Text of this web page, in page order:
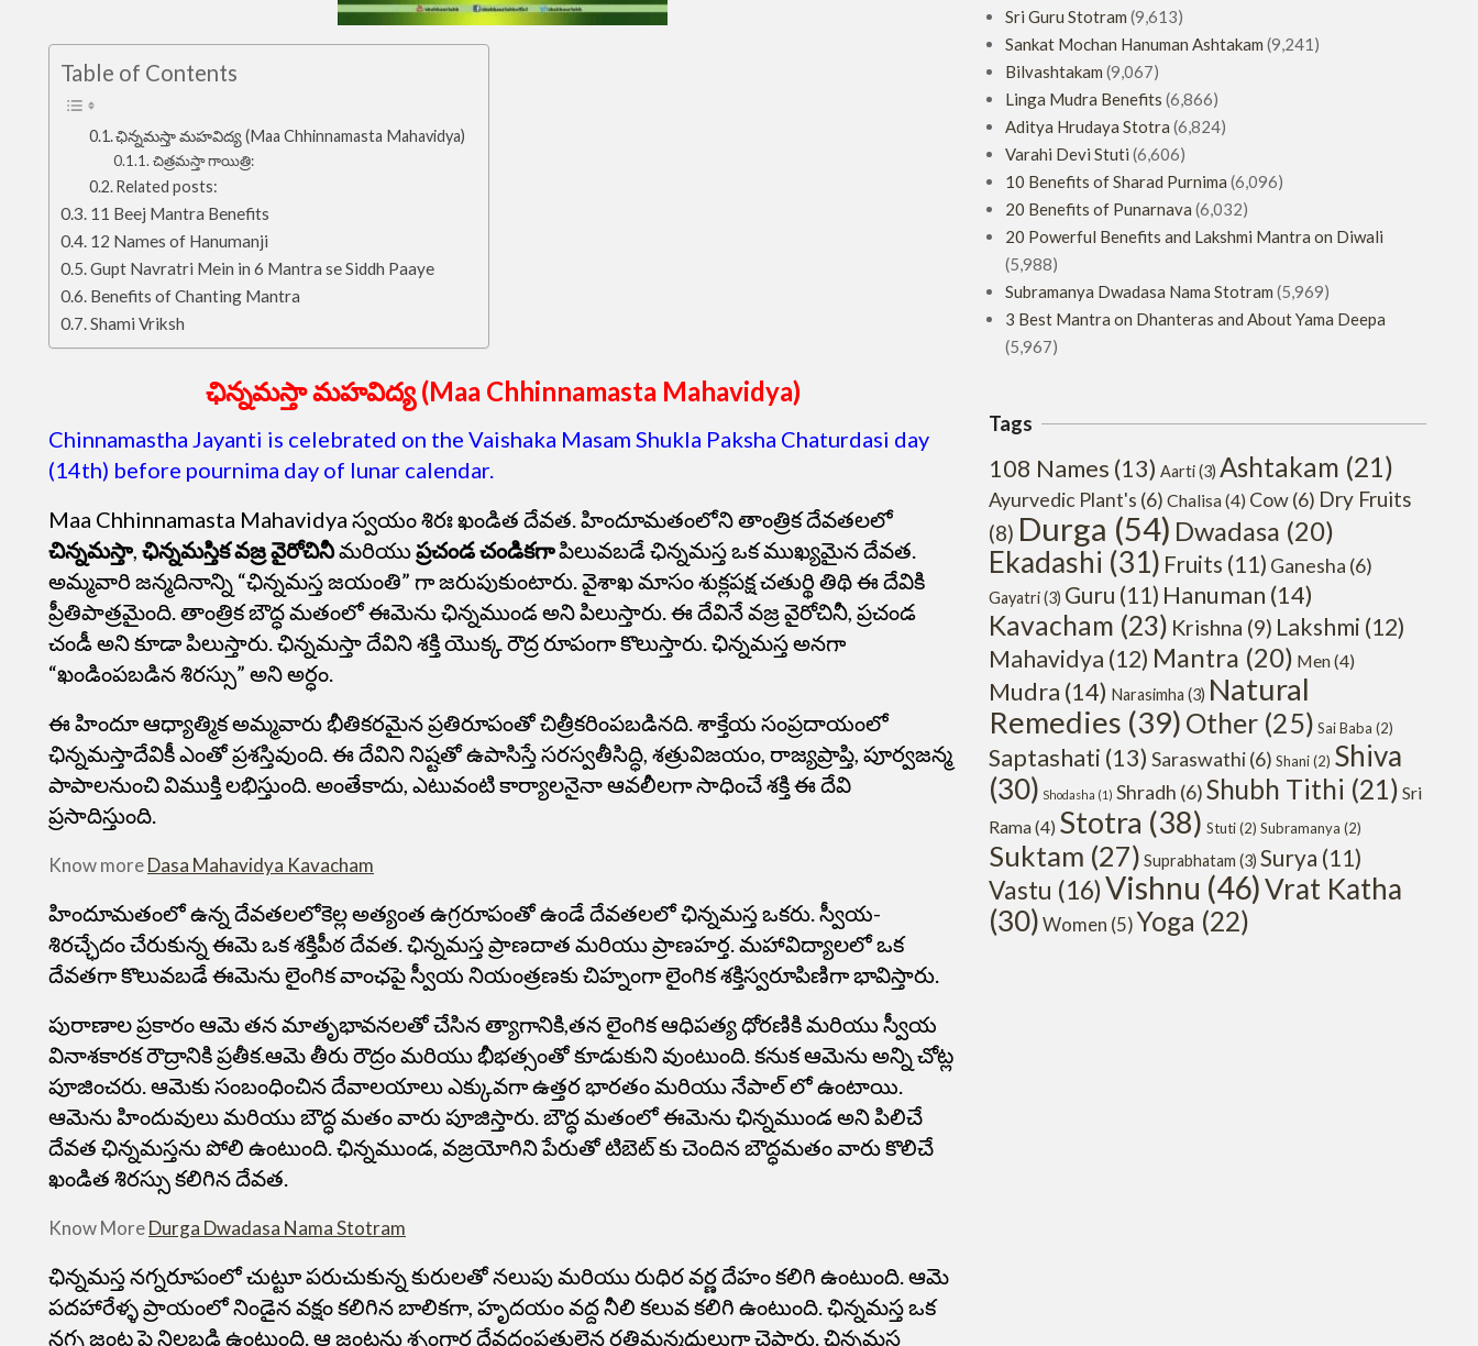
Table of Contents
ఛిన్నమస్తా మహవిద్య (Maa Chhinnamasta Mahavidya)
చిత్రమస్తా గాయిత్రి:
Related posts:
11 Beej Mantra Benefits
12 Names of Hanumanji
Gupt Navratri Mein in 6 Mantra se Siddh Paaye
Benefits of Chanting Mantra
Shami Vriksh
ఛిన్నమస్తా మహవిద్య (Maa Chhinnamasta Mahavidya)
Chinnamastha Jayanti is celebrated on the Vaishaka Masam Shukla Paksha Chaturdasi day
(14th) before pournima day of lunar calendar.
Maa Chhinnamasta Mahavidya స్వయం శిరః ఖండిత దేవత. హిందూమతంలోని తాంత్రిక దేవతలలో
చిన్నమస్తా, ఛిన్నమస్తిక వజ్ర వైరోచినీమరియుప్రచండ చండికగాపిలువబడే ఛిన్నమస్త ఒక ముఖ్యమైన దేవత.
అమ్మవారి జన్మదినాన్ని “ఛిన్నమస్త జయంతి” గా జరుపుకుంటారు. వైశాఖ మాసం శుక్లపక్ష చతుర్థి తిథి ఈ దేవికి
ప్రీతిపాత్రమైంది. తాంత్రిక బౌద్ధ మతంలో ఈమెను ఛిన్నముండ అని పిలుస్తారు. ఈ దేవినే వజ్ర వైరోచినీ, ప్రచండ
చండీ అని కూడా పిలుస్తారు. ఛిన్నమస్తా దేవిని శక్తి యొక్క రౌద్ర రూపంగా కొలుస్తారు. ఛిన్నమస్త అనగా
“ఖండింపబడిన శిరస్సు” అని అర్ధం.
ఈ హిందూ ఆధ్యాత్మిక అమ్మవారు భీతికరమైన ప్రతిరూపంతో చిత్రీకరింపబడినది. శాక్తేయ సంప్రదాయంలో
ఛిన్నమస్తాదేవికీ ఎంతో ప్రశస్తివుంది. ఈ దేవిని నిష్టతో ఉపాసిస్తే సరస్వతీసిద్ధి, శత్రువిజయం, రాజ్యప్రాప్తి, పూర్వజన్మ
పాపాలనుంచి విముక్తి లభిస్తుంది. అంతేకాదు, ఎటువంటి కార్యాలనైనా ఆవలీలగా సాధించే శక్తి ఈ దేవి
ప్రసాదిస్తుంది.
Know moreDasa Mahavidya Kavacham
హిందూమతంలో ఉన్న దేవతలలోకెల్ల అత్యంత ఉగ్రరూపంతో ఉండే దేవతలలో ఛిన్నమస్త ఒకరు. స్వీయ-
శిరచ్ఛేదం చేరుకున్న ఈమె ఒక శక్తిపీఠ దేవత. ఛిన్నమస్త ప్రాణదాత మరియు ప్రాణహర్త. మహావిద్యాలలో ఒక
దేవతగా కొలువబడే ఈమెను లైంగిక వాంఛపై స్వీయ నియంత్రణకు చిహ్నంగా లైంగిక శక్తిస్వరూపిణిగా భావిస్తారు.
పురాణాల ప్రకారం ఆమె తన మాతృభావనలతో చేసిన త్యాగానికి,తన లైంగిక ఆధిపత్య ధోరణికి మరియు స్వీయ
వినాశకారక రౌద్రానికి ప్రతీక.ఆమె తీరు రౌద్రం మరియు భీభత్సంతో కూడుకుని వుంటుంది. కనుక ఆమెను అన్ని చోట్ల
పూజించరు. ఆమెకు సంబంధించిన దేవాలయాలు ఎక్కువగా ఉత్తర భారతం మరియు నేపాల్ లో ఉంటాయి.
ఆమెను హిందువులు మరియు బౌద్ధ మతం వారు పూజిస్తారు. బౌద్ధ మతంలో ఈమెను ఛిన్నముండ అని పిలిచే
దేవత ఛిన్నమస్తను పోలి ఉంటుంది. ఛిన్నముండ, వజ్రయోగిని పేరుతో టిబెట్ కు చెందిన బౌద్ధమతం వారు కొలిచే
ఖండిత శిరస్సు కలిగిన దేవత.
Know MoreDurga Dwadasa Nama Stotram
ఛిన్నమస్త నగ్నరూపంలో చుట్టూ పరుచుకున్న కురులతో నలుపు మరియు రుధిర వర్ణ దేహం కలిగి ఉంటుంది. ఆమె
పదహారేళ్ళ ప్రాయంలో నిండైన వక్షం కలిగిన బాలికగా, హృదయం వద్ద నీలి కలువ కలిగి ఉంటుంది. ఛిన్నమస్త ఒక
నగ్న జంట పై నిలబడి ఉంటుంది. ఆ జంటను శృంగార దేవదంపతులైన రతిమన్మధులుగా చెప్తారు. ఛిన్నమస్త
Sri Guru Stotram (9,613)
Sankat Mochan Hanuman Ashtakam (9,241)
Bilvashtakam (9,067)
Linga Mudra Benefits (6,866)
Aditya Hrudaya Stotra (6,824)
Varahi Devi Stuti (6,606)
10 Benefits of Sharad Purnima (6,096)
20 Benefits of Punarnava (6,032)
20 Powerful Benefits and Lakshmi Mantra on Diwali
(5,988)
Subramanya Dwadasa Nama Stotram (5,969)
3 Best Mantra on Dhanteras and About Yama Deepa
(5,967)
Tags
108 Names (13) Aarti(3) Ashtakam (21)
Ayurvedic Plant's (6) Chalisa(4) Cow(6) Dry Fruits
(8) Durga (54) Dwadasa (20)
Ekadashi (31) Fruits (11) Ganesha (6)
Gayatri(3) Guru (11) Hanuman (14)
Kavacham (23) Krishna (9) Lakshmi (12)
Mahavidya (12) Mantra (20) Men(4)
Mudra (14) Narasimha (3) Natural
Remedies (39) Other (25) Sai Baba (2)
Saptashati (13) Saraswathi(6) Shani(2) Shiva
(30) Shodasha (1) Shradh (6)Shubh Tithi (21) Sri
Rama(4) Stotra (38) Stuti(2) Subramanya (2)
Suktam (27) Suprabhatam (3) Surya (11)
Vastu (16)Vishnu (46)Vrat Katha
(30)Women (5)Yoga (22)